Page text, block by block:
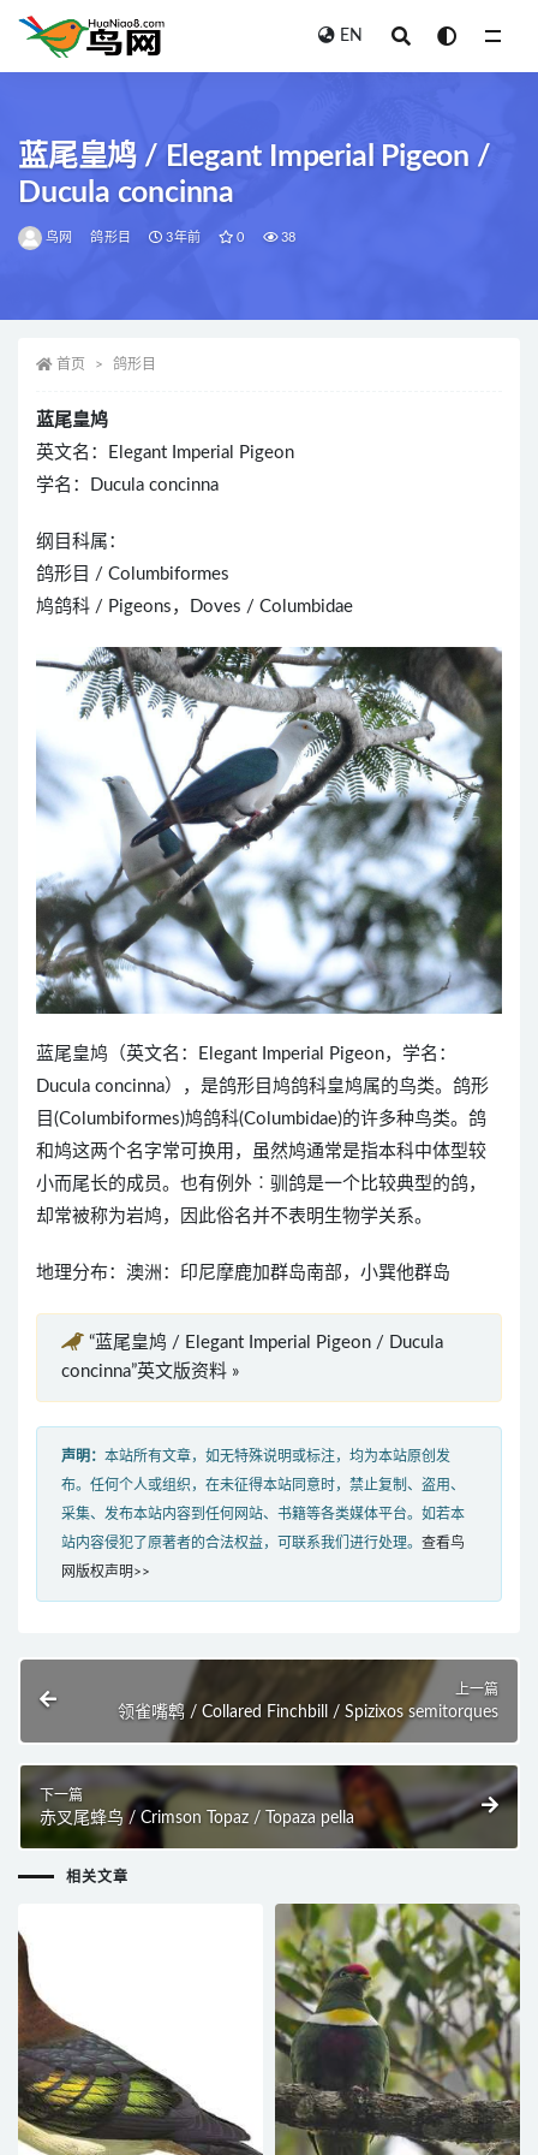
EN
蓝尾皇鸠 / Elegant Imperial Pigeon /
Ducula concinna
鸟网 鸽形目 3年前 0 38
首页 鸽形目
蓝尾皇鸠
英文名：Elegant Imperial Pigeon
学名：Ducula concinna
纲目科属：
鸽形目 / Columbiformes
鸠鸽科 / Pigeons，Doves / Columbidae
蓝尾皇鸠（英文名：Elegant Imperial Pigeon，学名：
Ducula concinna），是鸽形目鸠鸽科皇鸠属的鸟类。鸽形
目(Columbiformes)鸠鸽科(Columbidae)的许多种鸟类。鸽
和鸠这两个名字常可换用，虽然鸠通常是指本科中体型较
小而尾长的成员。也有例外︰驯鸽是一个比较典型的鸽，
却常被称为岩鸠，因此俗名并不表明生物学关系。
地理分布：澳洲：印尼摩鹿加群岛南部，小巽他群岛
“蓝尾皇鸠 / Elegant Imperial Pigeon / Ducula
concinna”英文版资料 »
声明： 本站所有文章，如无特殊说明或标注，均为本站原创发
布。任何个人或组织，在未征得本站同意时，禁止复制、盗用、
采集、发布本站内容到任何网站、书籍等各类媒体平台。如若本
站内容侵犯了原著者的合法权益，可联系我们进行处理。 查看鸟
网版权声明>>
上一篇
领雀嘴鹎 / Collared Finchbill / Spizixos semitorques
下一篇
赤叉尾蜂鸟 / Crimson Topaz / Topaza pella
相关文章